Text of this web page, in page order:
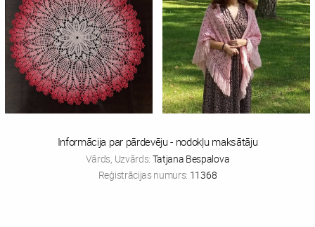
Informācija par pārdevēju - nodokļu maksātāju
Vārds, Uzvārds: Tatjana Bespalova
Reģistrācijas numurs: 11368